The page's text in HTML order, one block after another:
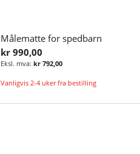
Målematte for spedbarn
kr 990,00
kr 792,00
Vanligvis 2-4 uker fra bestilling